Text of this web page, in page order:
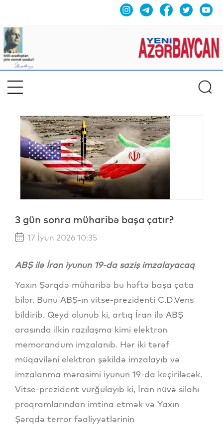
3 gün sonra müharibə başa çatır?
17 İyun 2026 10:35
ABŞ ilə İran iyunun 19-da saziş imzalayacaq
Yaxın Şərqdə müharibə bu həftə başa çata
bilər. Bunu ABŞ-ın vitse-prezidenti C.D.Vens
bildirib. Qeyd olunub ki, artıq İran ilə ABŞ
arasında ilkin razılaşma kimi elektron
memorandum imzalanıb. Hər iki tərəf
müqaviləni elektron şəkildə imzalayıb və
imzalanma mərasimi iyunun 19-da keçiriləcək.
Vitse-prezident vurğulayıb ki, İran nüvə silahı
proqramlarından imtina etmək və Yaxın
Şərqdə terror fəaliyyətlərinin